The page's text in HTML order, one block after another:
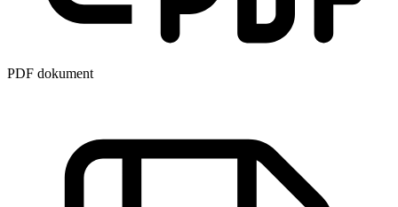
PDF dokument